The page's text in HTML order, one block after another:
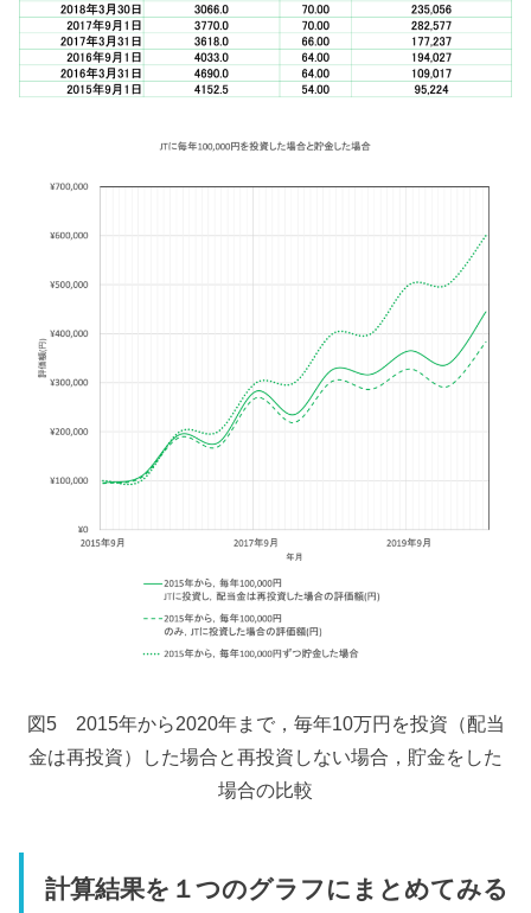
図5 2015年から2020年まで，毎年10万円を投資（配当
金は再投資）した場合と再投資しない場合，貯金をした
場合の比較
計算結果を１つのグラフにまとめてみる